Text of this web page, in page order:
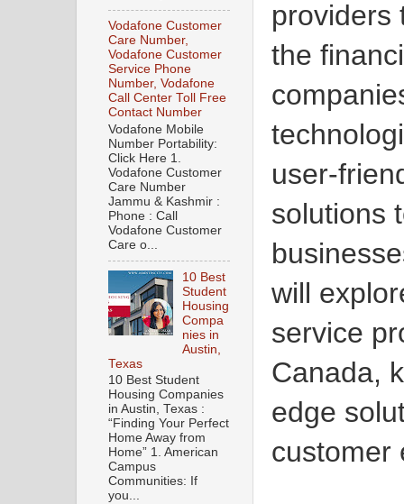
providers
the
user-
solutions
will
service
Canada,
edge
customer
Vodafone Customer
Care Number,
Vodafone Customer
Service Phone
Number, Vodafone
Call Center Toll Free
Contact Number
Vodafone Mobile
Number Portability:
Click Here 1.
Vodafone Customer
Care Number
Jammu & Kashmir :
Phone : Call
Vodafone Customer
Care o...
10 Best
Student
Housing
Compa
nies in
Austin,
Texas
10 Best Student
Housing Companies
in Austin, Texas :
“Finding Your Perfect
Home Away from
Home” 1. American
Campus
Communities: If
you...